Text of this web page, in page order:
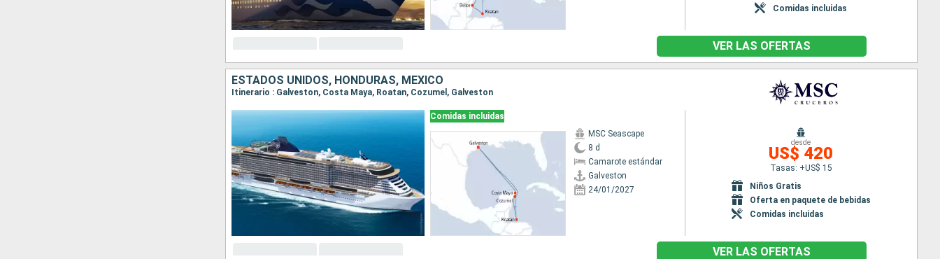
Comidas incluidas
VER LAS OFERTAS
ESTADOS UNIDOS, HONDURAS, MÉXICO
Itinerario : Galveston, Costa Maya, Roatan, Cozumel, Galveston
Comidas incluidas
MSC Seascape
8 d
Camarote estándar
Galveston
24/01/2027
desde
US$ 420
Tasas: +US$ 15
Niños Gratis
Oferta en paquete de bebidas
Comidas incluidas
VER LAS OFERTAS